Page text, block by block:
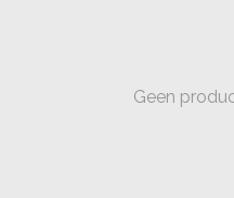
Geen